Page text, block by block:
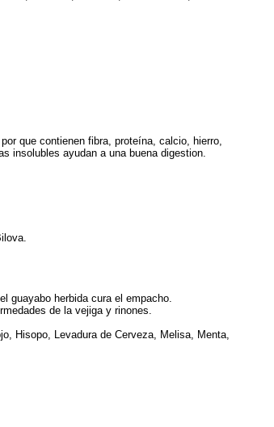
que contienen fibra, proteína, calcio, hierro,
insolubles ayudan a una buena digestion.
guayabo herbida cura el empacho.
de la vejiga y rinones.
Hisopo, Levadura de Cerveza, Melisa, Menta,